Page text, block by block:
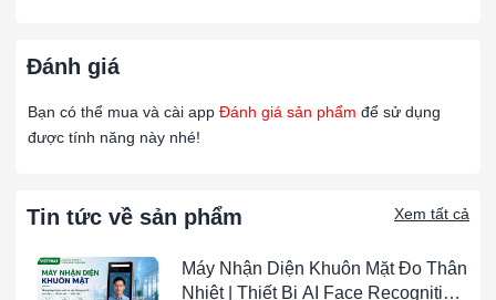
chịu nhiệt độ cao, kháng hóa chất, và môi trường
Lợi Ích:
(1832°F).
và tác động ăn mòn tốt.
Đánh giá
Bạn có thể mua và cài app Đánh giá sản phẩm để sử dụng
được tính năng này nhé!
Tin tức về sản phẩm Xem tất cả
Máy Nhận Diện Khuôn Mặt Đo Thân
Nhiệt | Thiết Bị AI Face Recognition